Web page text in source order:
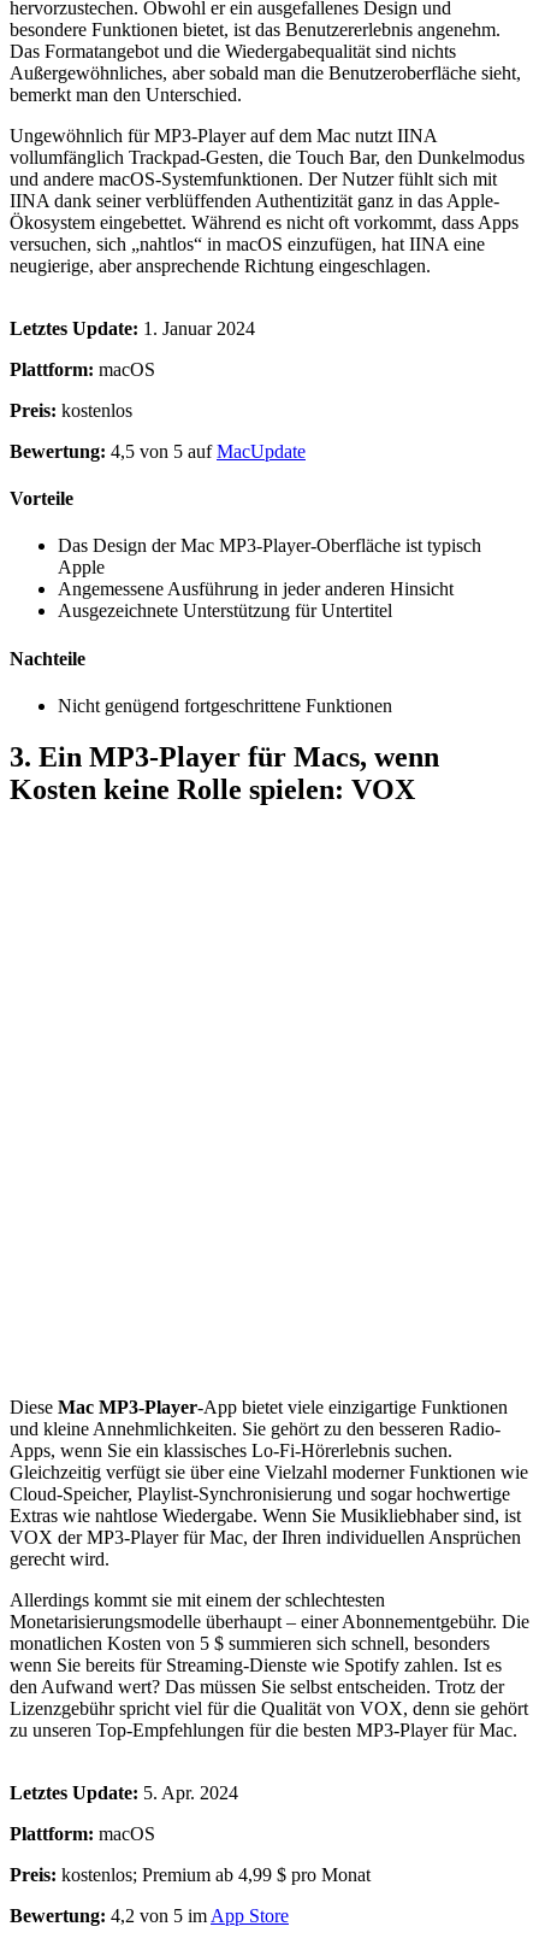
hervorzustechen. Obwohl er ein ausgefallenes Design und
besondere Funktionen bietet, ist das Benutzererlebnis angenehm.
Das Formatangebot und die Wiedergabequalität sind nichts
Außergewöhnliches, aber sobald man die Benutzeroberfläche sieht,
bemerkt man den Unterschied.
Ungewöhnlich für MP3-Player auf dem Mac nutzt IINA
vollumfänglich Trackpad-Gesten, die Touch Bar, den Dunkelmodus
und andere macOS-Systemfunktionen. Der Nutzer fühlt sich mit
IINA dank seiner verblüffenden Authentizität ganz in das Apple-
Ökosystem eingebettet. Während es nicht oft vorkommt, dass Apps
versuchen, sich „nahtlos“ in macOS einzufügen, hat IINA eine
neugierige, aber ansprechende Richtung eingeschlagen.
Letztes Update: 1. Januar 2024
Plattform: macOS
Preis: kostenlos
Bewertung: 4,5 von 5 aufMacUpdate
Vorteile
Das Design der Mac MP3-Player-Oberfläche ist typisch
Apple
Angemessene Ausführung in jeder anderen Hinsicht
Ausgezeichnete Unterstützung für Untertitel
Nachteile
Nicht genügend fortgeschrittene Funktionen
3. Ein MP3-Player für Macs, wenn
Kosten keine Rolle spielen: VOX
Diese Mac MP3-Player-App bietet viele einzigartige Funktionen
und kleine Annehmlichkeiten. Sie gehört zu den besseren Radio-
Apps, wenn Sie ein klassisches Lo-Fi-Hörerlebnis suchen.
Gleichzeitig verfügt sie über eine Vielzahl moderner Funktionen wie
Cloud-Speicher, Playlist-Synchronisierung und sogar hochwertige
Extras wie nahtlose Wiedergabe. Wenn Sie Musikliebhaber sind, ist
VOX der MP3-Player für Mac, der Ihren individuellen Ansprüchen
gerecht wird.
Allerdings kommt sie mit einem der schlechtesten
Monetarisierungsmodelle überhaupt – einer Abonnementgebühr. Die
monatlichen Kosten von 5 $ summieren sich schnell, besonders
wenn Sie bereits für Streaming-Dienste wie Spotify zahlen. Ist es
den Aufwand wert? Das müssen Sie selbst entscheiden. Trotz der
Lizenzgebühr spricht viel für die Qualität von VOX, denn sie gehört
zu unseren Top-Empfehlungen für die besten MP3-Player für Mac.
Letztes Update: 5. Apr. 2024
Plattform: macOS
Preis: kostenlos; Premium ab 4,99 $ pro Monat
Bewertung: 4,2 von 5 im App Store